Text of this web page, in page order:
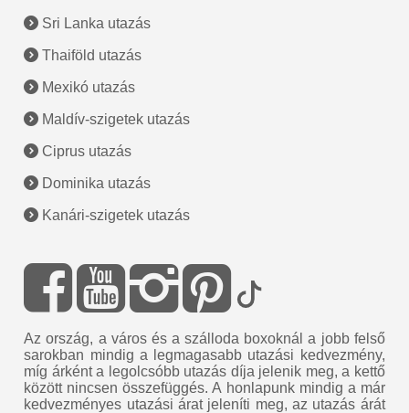
Sri Lanka utazás
Thaiföld utazás
Mexikó utazás
Maldív-szigetek utazás
Ciprus utazás
Dominika utazás
Kanári-szigetek utazás
Az ország, a város és a szálloda boxoknál a jobb felső
sarokban mindig a legmagasabb utazási kedvezmény,
míg árként a legolcsóbb utazás díja jelenik meg, a kettő
között nincsen összefüggés. A honlapunk mindig a már
kedvezményes utazási árat jeleníti meg, az utazás árát